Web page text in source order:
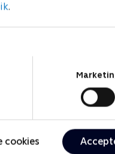
.
cookiesFodbold